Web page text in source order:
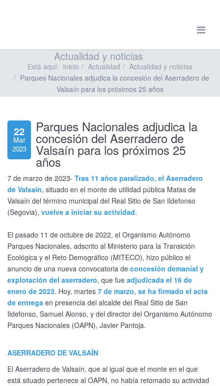
Actualidad y noticias
Está aquí: Inicio Actualidad
Actualidad y noticias
Parques Nacionales adjudica la concesión del Aserradero de
Valsaín para los próximos 25 años
22
Mar
2023
Parques Nacionales adjudica la
concesión del Aserradero de
Valsaín para los próximos 25
años
7 de marzo de 2023- Tras 11 años paralizado, el Aserradero
de Valsaín, situado en el monte de utilidad pública Matas de
Valsaín del término municipal del Real Sitio de San Ildefonso
(Segovia), vuelve a iniciar su actividad.
El pasado 11 de octubre de 2022, el Organismo Autónomo
Parques Nacionales, adscrito al Ministerio para la Transición
Ecológica y el Reto Demográfico (MITECO), hizo público el
anuncio de una nueva convocatoria de concesión demanial y
explotación del aserradero, que fue adjudicada el 16 de
enero de 2023. Hoy, martes 7 de marzo, se ha firmado el acta
de entrega en presencia del alcalde del Real Sitio de San
Ildefonso, Samuel Alonso, y del director del Organismo Autónomo
Parques Nacionales (OAPN), Javier Pantoja.
ASERRADERO DE VALSAÍN
El Aserradero de Valsaín, que al igual que el monte en el que
está situado pertenece al OAPN, no había retomado su actividad